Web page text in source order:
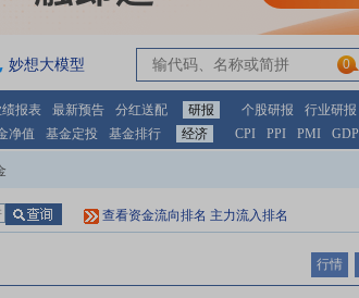
妙想大模型 0
报表 最新预告 分红送配 研报 个股研报 行业研报
净值 基金定投 基金排行 经济 CPI PPI PMI GDP
查看资金流向排名 主力流入排名
行情